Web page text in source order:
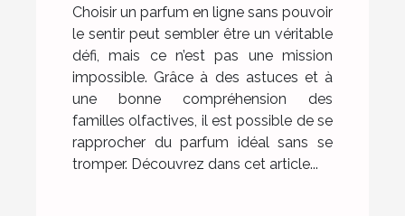
Choisir un parfum en ligne sans pouvoir
le sentir peut sembler être un véritable
défi, mais ce n’est pas une mission
impossible. Grâce à des astuces et à
une bonne compréhension des
familles olfactives, il est possible de se
rapprocher du parfum idéal sans se
tromper. Découvrez dans cet article...